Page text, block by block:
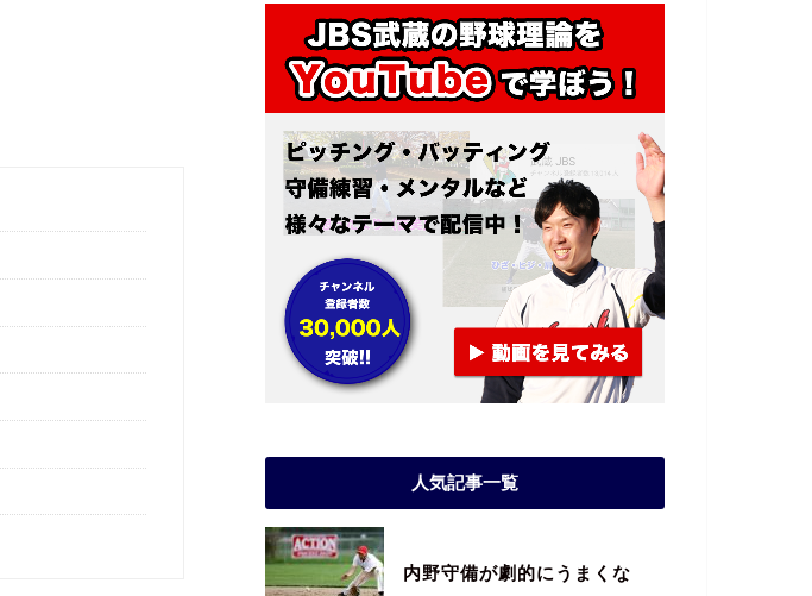
人気記事一覧
内野守備が劇的にうまくな